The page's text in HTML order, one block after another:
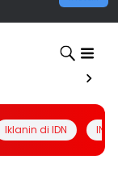
Iklanin di IDN